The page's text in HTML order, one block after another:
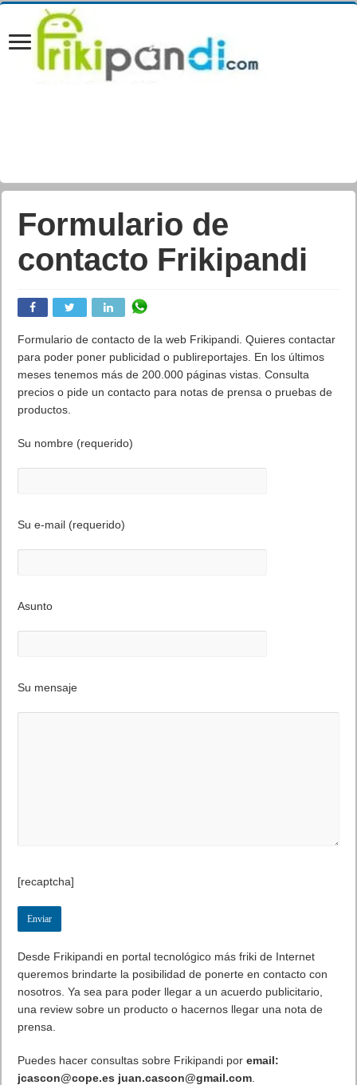
Formulario de
contacto Frikipandi
Formulario de contacto de la web Frikipandi. Quieres contactar
para poder poner publicidad o publireportajes. En los últimos
meses tenemos más de 200.000 páginas vistas. Consulta
precios o pide un contacto para notas de prensa o pruebas de
productos.
Su nombre (requerido)
Su e-mail (requerido)
Asunto
Su mensaje
[recaptcha]
Desde Frikipandi en portal tecnológico más friki de Internet
queremos brindarte la posibilidad de ponerte en contacto con
nosotros. Ya sea para poder llegar a un acuerdo publicitario,
una review sobre un producto o hacernos llegar una nota de
prensa.
Puedes hacer consultas sobre Frikipandi poremail:
jcascon@cope.es juan.cascon@gmail.com